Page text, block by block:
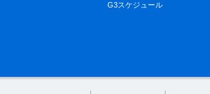
G3スケジュール